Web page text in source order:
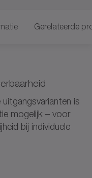
Gerelateerde
uitgangsvarianten is
mogelijk – voor
bij individuele